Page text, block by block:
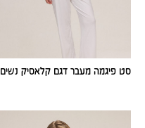
סט פיגמה מעבר דגם קלאסיק נשים